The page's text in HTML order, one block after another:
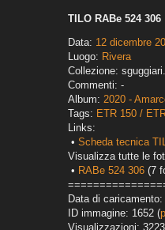
TILO RABe 524 306
Data: 12 dicembre
Luogo: Rivera
Collezione:
Commenti: -
Album: 2020 -
Tags: ETR 150 /
Links:
• Scheda tecnica
Visualizza tutte le
• RABe 524 306 (7
Data di
ID immagine: 1652 (
Visualizzazioni: 3223